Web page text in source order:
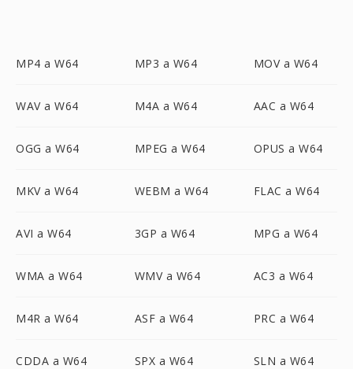
MP4 a W64 MP3 a W64 MOV a W64
WAV a W64 M4A a W64 AAC a W64
OGG a W64 MPEG a W64 OPUS a W64
MKV a W64 WEBM a W64 FLAC a W64
AVI a W64 3GP a W64 MPG a W64
WMA a W64 WMV a W64 AC3 a W64
M4R a W64 ASF a W64 PRC a W64
CDDA a W64 SPX a W64 SLN a W64